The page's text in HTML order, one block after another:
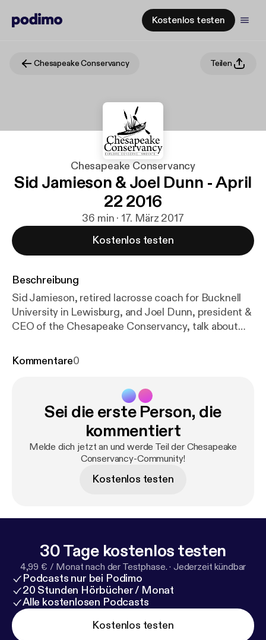
Kostenlos testen
Chesapeake Conservancy Teilen
Chesapeake Conservancy
Sid Jamieson & Joel Dunn - April
22 2016
36 min · 17. März 2017
Kostenlos testen
Beschreibung
Sid Jamieson, retired lacrosse coach for Bucknell
University in Lewisburg, and Joel Dunn, president &
CEO of the Chesapeake Conservancy, talk about
Chesapeake Bay Watershed. For more information,
University and the Dietrich Theater will present the
documentary, "Stories of the Susquehanna: Utopian
Dreams," at the Dietrich Theater in Tunkhannock.
It's free. dietrichtheater.com for more information.
Kommentare0
Sei die erste Person, die
kommentiert
Melde dich jetzt an und werde Teil der Chesapeake
Conservancy-Community!
Kostenlos testen
30 Tage kostenlos testen
4,99 € / Monat nach der Testphase. · Jederzeit kündbar
Podcasts nur bei Podimo
20 Stunden Hörbücher / Monat
Alle kostenlosen Podcasts
Kostenlos testen